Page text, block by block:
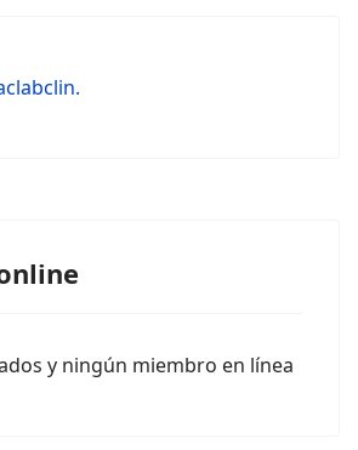
y ningún miembro en línea